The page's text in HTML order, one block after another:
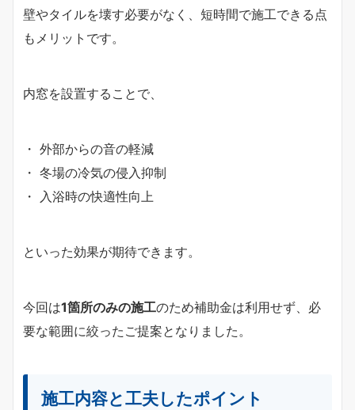
壁やタイルを壊す必要がなく、短時間で施工できる点
もメリットです。
内窓を設置することで、
・ 外部からの音の軽減
・ 冬場の冷気の侵入抑制
・ 入浴時の快適性向上
といった効果が期待できます。
今回は1箇所のみの施工のため補助金は利用せず、必
要な範囲に絞ったご提案となりました。
施工内容と工夫したポイント